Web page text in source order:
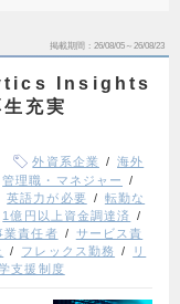
掲載期間 26/08/05～26/08/23
Insights
充実
外資系企業
海外
管理職・マネジャー
英語力が必要
転勤な
1億円以上資金調達済
業責任者
サービス責
フレックス勤務
リ
支援制度